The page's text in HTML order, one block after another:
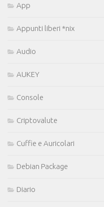
App
Appunti liberi *nix
Audio
AUKEY
Console
Criptovalute
Cuffie e Auricolari
Debian Package
Diario